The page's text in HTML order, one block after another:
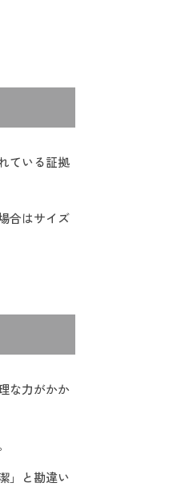
ている証拠
合はサイズ
な力がかか
」と勘違い